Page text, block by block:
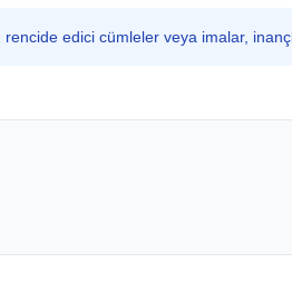
edici cümleler veya imalar,